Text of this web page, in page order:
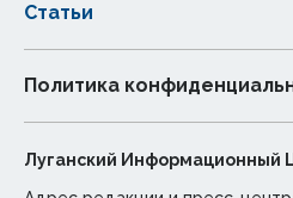
Статьи
Политика
Луганский Информационный